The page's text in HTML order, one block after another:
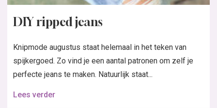
DIY ripped jeans
Knipmode augustus staat helemaal in het teken van
spijkergoed. Zo vind je een aantal patronen om zelf je
perfecte jeans te maken. Natuurlijk staat...
Lees verder